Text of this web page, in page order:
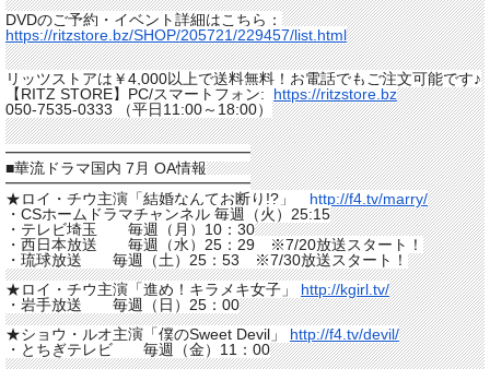
DVDのご予約・イベント詳細はこちら：
https://ritzstore.bz/SHOP/205721/229457/list.html
リッツストアは￥4,000以上で送料無料！ お電話でもご注文可能です♪
【RITZ STORE】PC/スマートフォン: https://ritzstore.bz
050-7535-0333 （平日11:00～18:00）
━━━━━━━━━━━━━━━━
■華流ドラマ国内 7月 OA情報
━━━━━━━━━━━━━━━━
★ロイ・チウ主演「結婚なんてお断り!?」 http://f4.tv/marry/
・CSホームドラマチャンネル 毎週（火）25:15
・テレビ埼玉 毎週（月）10：30
・西日本放送 毎週（水）25：29 ※7/20放送スタート！
・琉球放送 毎週（土）25：53 ※7/30放送スタート！
★ロイ・チウ主演「進め！キラメキ女子」 http://kgirl.tv/
・岩手放送 毎週（日）25：00
★ショウ・ルオ主演「僕のSweet Devil」 http://f4.tv/devil/
・とちぎテレビ 毎週（金）11：00